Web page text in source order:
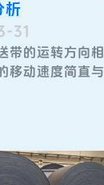
析
31
带的运转方向
移动速度简直